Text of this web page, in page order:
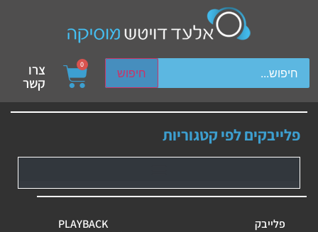
חיפוש
device users, explore by touch or with swipe gestures.
0 צרו
קשר
פלייבקים לפי קטגוריות
פלייבק PLAYBACK